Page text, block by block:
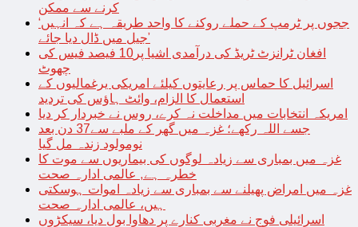
کرنے سے ممکن
‘ججوں پر ٹرمپ کے حملے روکنے کا واحد طریقہ ہے کہ انہیں
جیل میں ڈال دیا جائے’
افغان ٹرانزٹ ٹریڈ کی درآمدی اشیا پر10 فیصد فیس کی
چھوٹ
اسرائیل کا حماس پر رعایتوں کیلئے امریکی یرغمالیوں کے
استعمال کا الزام، وائٹ ہاؤس کی تردید
امریکہ انتخابات میں مداخلت نہ کرے، روس نے خبردار کر دیا
جسے اللہ رکھے؛ غزہ میں گھر کے ملبے سے37 دن بعد
نومولود زندہ مل گیا
غزہ میں بمباری سے زیادہ لوگوں کی بیماریوں سے موت کا
خطرہ ہے, عالمی ادارہ صحت
غزہ میں امراض پھیلنے سے بمباری سے زیادہ اموات ہوسکتی
ہیں، عالمی ادارہ صحت
اسرائیلی فوج نے مغربی کنارے پر دھاوا بول دیا، سیکڑوں